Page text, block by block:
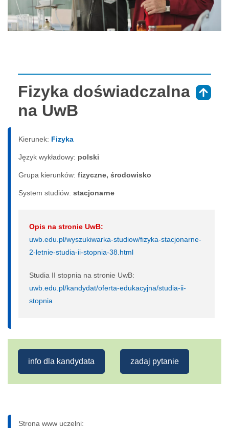
Fizyka doświadczalna
na UwB
Kierunek: Fizyka
Język wykładowy: polski
Grupa kierunków: fizyczne, środowisko
System studiów: sta­cjo­nar­ne
Opis na stronie UwB:
uwb.edu.pl/wyszukiwarka-studiow/fizyka-stacjonarne-
2-letnie-studia-ii-stopnia-38.html
Studia II stopnia na stronie UwB:
uwb.edu.pl/kandydat/oferta-edukacyjna/studia-ii-
stopnia
info dla kandydata zadaj pytanie
Strona www uczelni: